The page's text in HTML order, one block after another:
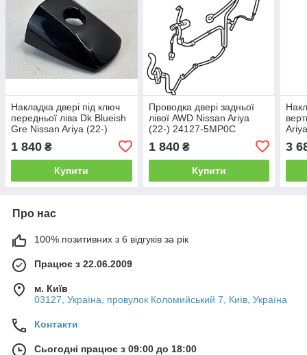
Накладка двері під ключ
передньої ліва Dk Blueish
Gre Nissan Ariya (22-)
1 840 ₴
Купити
Проводка двері задньої
лівої AWD Nissan Ariya
(22-) 24127-5MP0C
1 840₴
Купити
3
Про нас
100% позитивних з 6 відгуків за рік
Працює з 22.06.2009
м. Київ
03127, Україна, провулок Коломийський 7, Київ, Україна
Контакти
Сьогодні працює з 09:00 до 18:00